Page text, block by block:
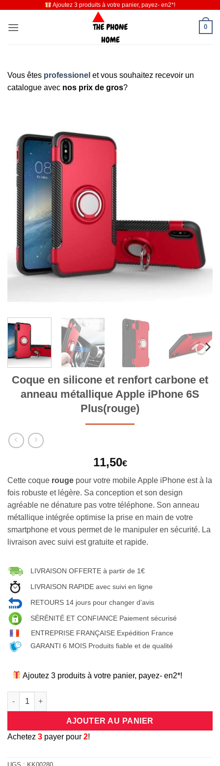
contenu
Ajoutez 3 produits à votre panier, payez- en2*!
0
Vous êtes professionel et vous souhaitez recevoir un
catalogue avec nos prix de gros?
Coque en silicone et renfort carbone et
anneau métallique Apple iPhone 6S
Plus(rouge)
11,50€
Cette coque rouge pour votre mobile Apple iPhone est à la
fois robuste et légère. Sa conception et son design
agréable ne dénature pas votre téléphone. Son anneau
métallique intégrée optimise la prise en main de votre
smartphone et vous permet de le manipuler en sécurité. La
livraison avec suivi est gratuite et rapide.
LIVRAISON OFFERTE à partir de 1€
LIVRAISON RAPIDE avec suivi en ligne
RETOURS 14 jours pour changer d’avis
SÉRÉNITÉ ET CONFIANCE Paiement sécurisé
ENTREPRISE FRANÇAISE Expédition France
GARANTI 6 MOIS Produits fiable et de qualité
Ajoutez 3 produits à votre panier, payez- en2*!
quantité de Coque en silicone et renfort carbone et anneau
AJOUTER AU PANIER
Achetez 3 payer pour 2!
UGS : KK00280